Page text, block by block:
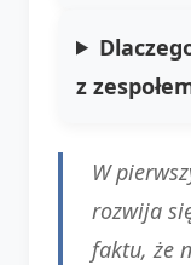
z
W
rozwija
faktu, że